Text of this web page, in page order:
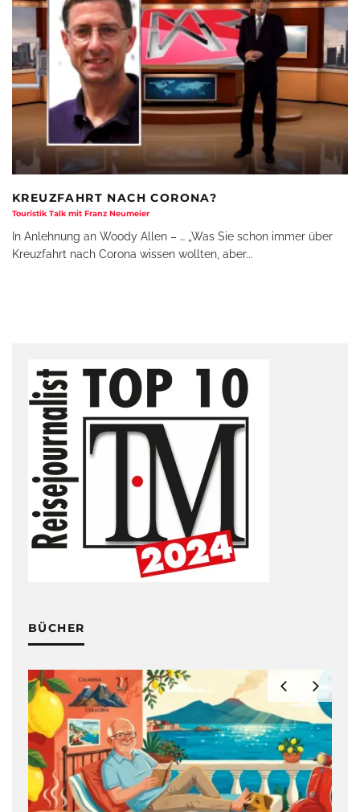
KREUZFAHRT NACH CORONA?
Touristik Talk mit Franz Neumeier
In Anlehnung an Woody Allen – … „Was Sie schon immer über
Kreuzfahrt nach Corona wissen wollten, aber...
BÜCHER